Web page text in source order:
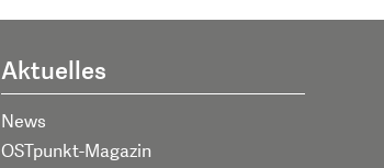
Aktuelles
News
OSTpunkt-Magazin